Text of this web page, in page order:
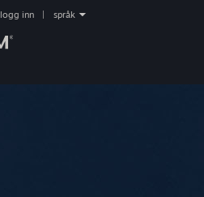
logg inn språk